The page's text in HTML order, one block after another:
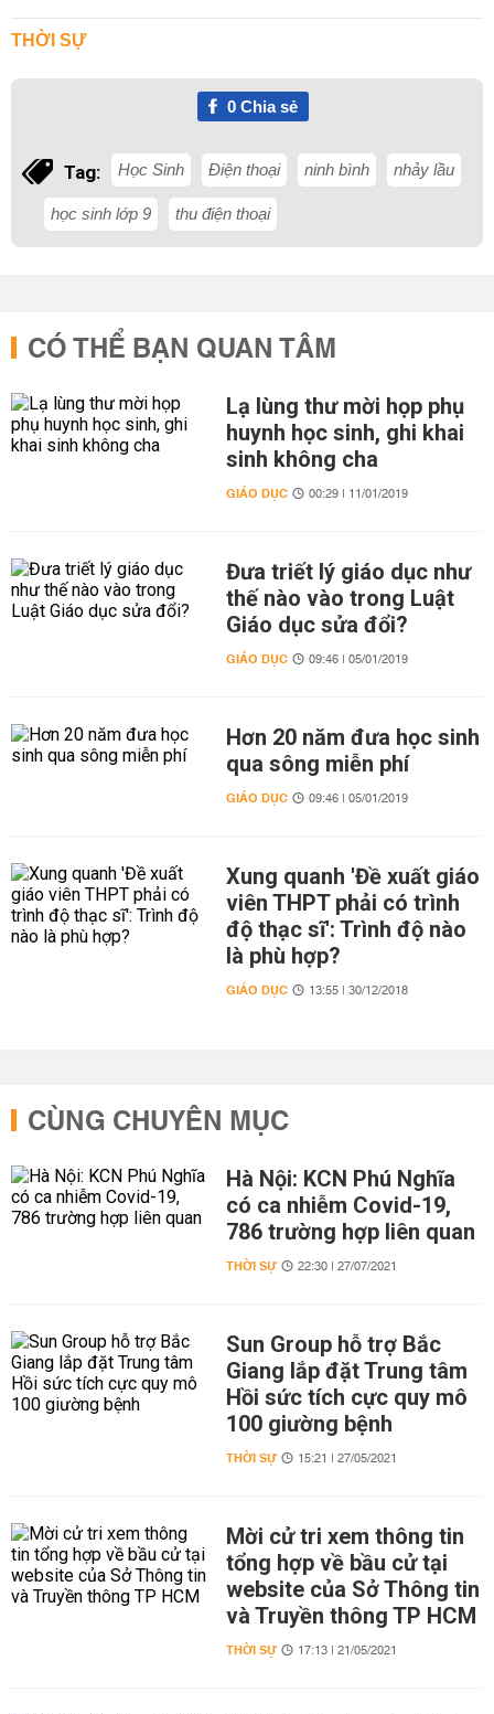
THỜI SỰ
0Chia sẻ
Tag: Học Sinh Điện thoại ninh bình nhảy lầu
học sinh lớp 9 thu điện thoại
CÓ THỂ BẠN QUAN TÂM
Lạ lùng thư mời họp phụ
huynh học sinh, ghi khai
sinh không cha
GIÁO DỤC 00:29 | 11/01/2019
Đưa triết lý giáo dục như
thế nào vào trong Luật
Giáo dục sửa đổi?
GIÁO DỤC 09:46 | 05/01/2019
Hơn 20 năm đưa học sinh
qua sông miễn phí
GIÁO DỤC 09:46 | 05/01/2019
Xung quanh 'Đề xuất giáo
viên THPT phải có trình
độ thạc sĩ': Trình độ nào
là phù hợp?
GIÁO DỤC 13:55 | 30/12/2018
CÙNG CHUYÊN MỤC
Hà Nội: KCN Phú Nghĩa
có ca nhiễm Covid-19,
786 trường hợp liên quan
THỜI SỰ 22:30 | 27/07/2021
Sun Group hỗ trợ Bắc
Giang lắp đặt Trung tâm
Hồi sức tích cực quy mô
100 giường bệnh
THỜI SỰ 15:21 | 27/05/2021
Mời cử tri xem thông tin
tổng hợp về bầu cử tại
website của Sở Thông tin
và Truyền thông TP HCM
THỜI SỰ 17:13 | 21/05/2021